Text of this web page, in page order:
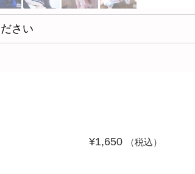
¥1,650 （税込）